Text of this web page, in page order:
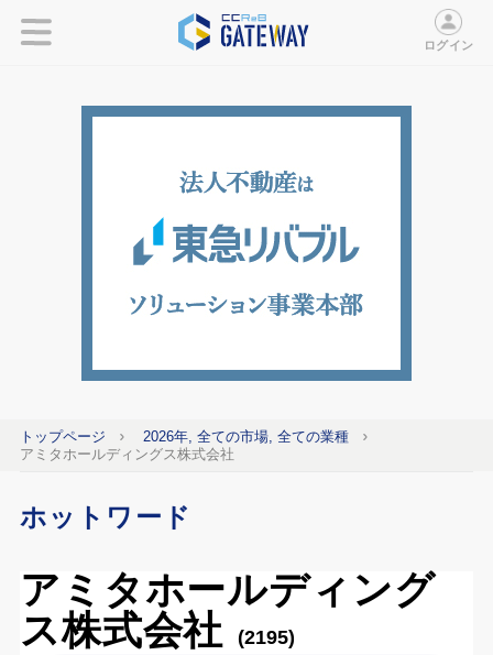
ログイン
トップページ
2026年, 全ての市場, 全ての業種
アミタホールディングス株式会社
ホットワード
アミタホールディング
ス株式会社
(2195)